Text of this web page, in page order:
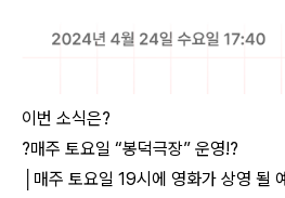
이번 소식은?
?매주 토요일 “봉덕극장” 운영!?
│매주 토요일 19시에 영화가 상영 될